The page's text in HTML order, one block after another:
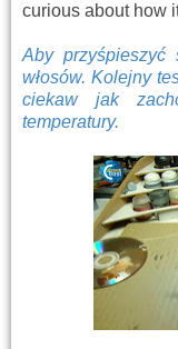
curious about how
Aby przyśpieszyć
włosów. Kolejny
ciekaw jak
temperatury.